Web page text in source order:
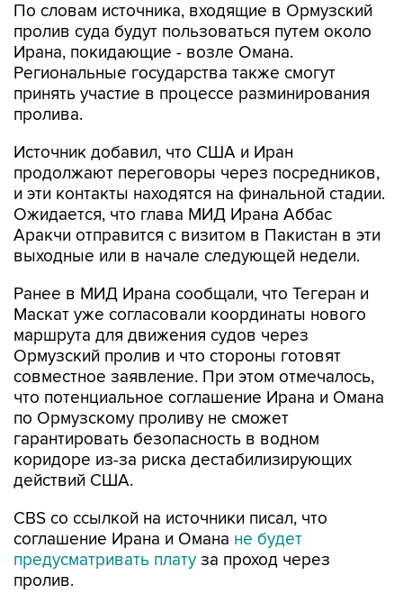
По словам источника, входящие в Ормузский
пролив суда будут пользоваться путем около
Ирана, покидающие - возле Омана.
Региональные государства также смогут
принять участие в процессе разминирования
пролива.
Источник добавил, что США и Иран
продолжают переговоры через посредников,
и эти контакты находятся на финальной стадии.
Ожидается, что глава МИД Ирана Аббас
Аракчи отправится с визитом в Пакистан в эти
выходные или в начале следующей недели.
Ранее в МИД Ирана сообщали, что Тегеран и
Маскат уже согласовали координаты нового
маршрута для движения судов через
Ормузский пролив и что стороны готовят
совместное заявление. При этом отмечалось,
что потенциальное соглашение Ирана и Омана
по Ормузскому проливу не сможет
гарантировать безопасность в водном
коридоре из-за риска дестабилизирующих
действий США.
CBS со ссылкой на источники писал, что
соглашение Ирана и Омана не будет
предусматривать плату за проход через
пролив.